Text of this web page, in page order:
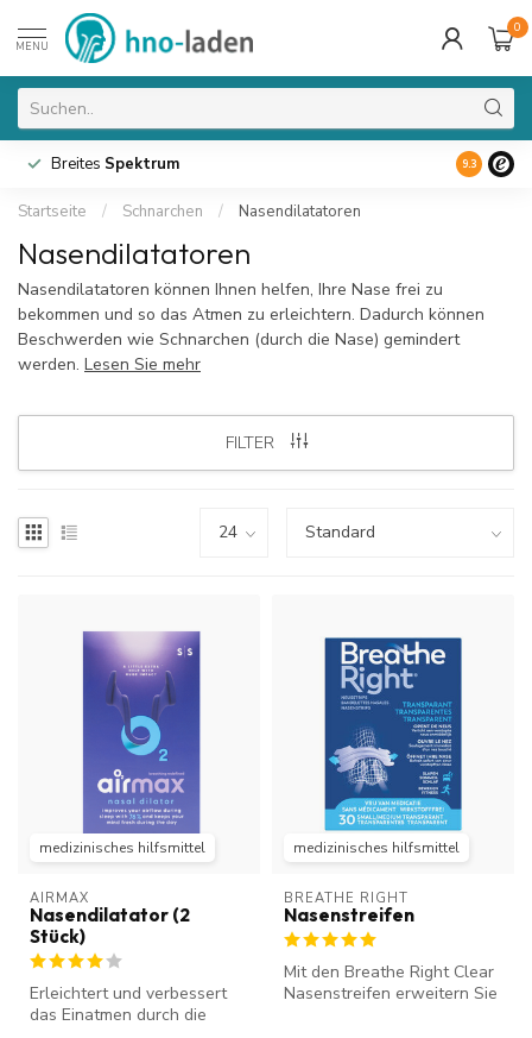
MENU
0
Breites Spektrum 9.3
Startseite / Schnarchen / Nasendilatatoren
Nasendilatatoren
Nasendilatatoren können Ihnen helfen, Ihre Nase frei zu
bekommen und so das Atmen zu erleichtern. Dadurch können
Beschwerden wie Schnarchen (durch die Nase) gemindert
werden. Lesen Sie mehr
FILTER
medizinisches hilfsmittel
AIRMAX
Nasendilatator (2
Stück)
Erleichtert und verbessert
das Einatmen durch die
medizinisches hilfsmittel
BREATHE RIGHT
Nasenstreifen
Mit den Breathe Right Clear
Nasenstreifen erweitern Sie